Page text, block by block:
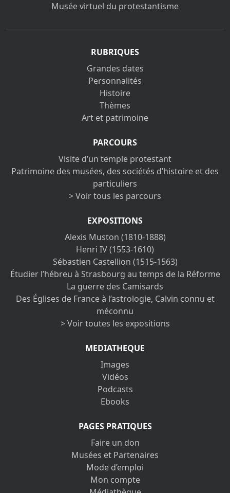
Musée virtuel du protestantisme
RUBRIQUES
Grandes dates
Personnalités
Histoire
Thèmes
Art et patrimoine
PARCOURS
Visite d’un temple protestant
Patrimoine des musées, des sociétés d’histoire et des
particuliers
> Voir tous les parcours
EXPOSITIONS
Alexis Muston (1810-1888)
Henri IV (1553-1610)
Sébastien Castellion (1515-1563)
Étudier l’hébreu à Strasbourg au temps de la Réforme
La guerre des Camisards
Des Églises de France à l’astrologie, Calvin connu et
méconnu
> Voir toutes les expositions
MEDIATHEQUE
Images
Vidéos
Podcasts
Ebooks
PAGES PRATIQUES
Faire un don
Musées et Partenaires
Mode d’emploi
Mon compte